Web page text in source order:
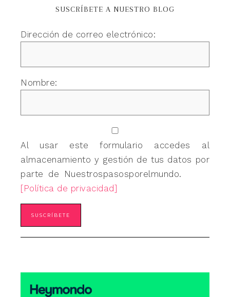
SUSCRÍBETE A NUESTRO BLOG
Dirección de correo electrónico:
Nombre:
Al usar este formulario accedes al
almacenamiento y gestión de tus datos por
parte de Nuestrospasosporelmundo.
[Política de privacidad]